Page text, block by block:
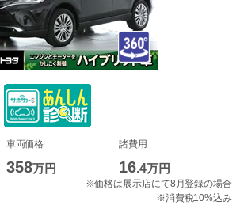
車両価格
358万円
諸費用
16.4万円
※価格は展示店にて8月登録の場合
※消費税10%込み